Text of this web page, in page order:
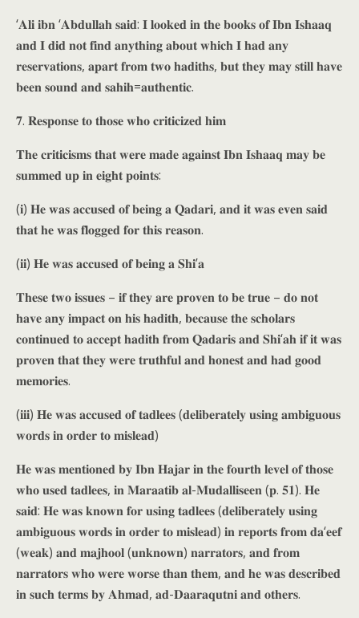
‘𝐀𝐥𝐢 𝐢𝐛𝐧 ‘𝐀𝐛𝐝𝐮𝐥𝐥𝐚𝐡 𝐬𝐚𝐢𝐝: 𝐈 𝐥𝐨𝐨𝐤𝐞𝐝 𝐢𝐧 𝐭𝐡𝐞 𝐛𝐨𝐨𝐤𝐬 𝐨𝐟 𝐈𝐛𝐧 𝐈𝐬𝐡𝐚𝐚𝐪
𝐚𝐧𝐝 𝐈 𝐝𝐢𝐝 𝐧𝐨𝐭 𝐟𝐢𝐧𝐝 𝐚𝐧𝐲𝐭𝐡𝐢𝐧𝐠 𝐚𝐛𝐨𝐮𝐭 𝐰𝐡𝐢𝐜𝐡 𝐈 𝐡𝐚𝐝 𝐚𝐧𝐲
𝐫𝐞𝐬𝐞𝐫𝐯𝐚𝐭𝐢𝐨𝐧𝐬, 𝐚𝐩𝐚𝐫𝐭 𝐟𝐫𝐨𝐦 𝐭𝐰𝐨 𝐡𝐚𝐝𝐢𝐭𝐡𝐬, 𝐛𝐮𝐭 𝐭𝐡𝐞𝐲 𝐦𝐚𝐲 𝐬𝐭𝐢𝐥𝐥 𝐡𝐚𝐯𝐞
𝐛𝐞𝐞𝐧 𝐬𝐨𝐮𝐧𝐝 𝐚𝐧𝐝 𝐬𝐚𝐡𝐢𝐡=𝐚𝐮𝐭𝐡𝐞𝐧𝐭𝐢𝐜.
𝟕. 𝐑𝐞𝐬𝐩𝐨𝐧𝐬𝐞 𝐭𝐨 𝐭𝐡𝐨𝐬𝐞 𝐰𝐡𝐨 𝐜𝐫𝐢𝐭𝐢𝐜𝐢𝐳𝐞𝐝 𝐡𝐢𝐦
𝐓𝐡𝐞 𝐜𝐫𝐢𝐭𝐢𝐜𝐢𝐬𝐦𝐬 𝐭𝐡𝐚𝐭 𝐰𝐞𝐫𝐞 𝐦𝐚𝐝𝐞 𝐚𝐠𝐚𝐢𝐧𝐬𝐭 𝐈𝐛𝐧 𝐈𝐬𝐡𝐚𝐚𝐪 𝐦𝐚𝐲 𝐛𝐞
𝐬𝐮𝐦𝐦𝐞𝐝 𝐮𝐩 𝐢𝐧 𝐞𝐢𝐠𝐡𝐭 𝐩𝐨𝐢𝐧𝐭𝐬:
(𝐢) 𝐇𝐞 𝐰𝐚𝐬 𝐚𝐜𝐜𝐮𝐬𝐞𝐝 𝐨𝐟 𝐛𝐞𝐢𝐧𝐠 𝐚 𝐐𝐚𝐝𝐚𝐫𝐢, 𝐚𝐧𝐝 𝐢𝐭 𝐰𝐚𝐬 𝐞𝐯𝐞𝐧 𝐬𝐚𝐢𝐝
𝐭𝐡𝐚𝐭 𝐡𝐞 𝐰𝐚𝐬 𝐟𝐥𝐨𝐠𝐠𝐞𝐝 𝐟𝐨𝐫 𝐭𝐡𝐢𝐬 𝐫𝐞𝐚𝐬𝐨𝐧.
(𝐢𝐢) 𝐇𝐞 𝐰𝐚𝐬 𝐚𝐜𝐜𝐮𝐬𝐞𝐝 𝐨𝐟 𝐛𝐞𝐢𝐧𝐠 𝐚 𝐒𝐡𝐢’𝐚
𝐓𝐡𝐞𝐬𝐞 𝐭𝐰𝐨 𝐢𝐬𝐬𝐮𝐞𝐬 – 𝐢𝐟 𝐭𝐡𝐞𝐲 𝐚𝐫𝐞 𝐩𝐫𝐨𝐯𝐞𝐧 𝐭𝐨 𝐛𝐞 𝐭𝐫𝐮𝐞 – 𝐝𝐨 𝐧𝐨𝐭
𝐡𝐚𝐯𝐞 𝐚𝐧𝐲 𝐢𝐦𝐩𝐚𝐜𝐭 𝐨𝐧 𝐡𝐢𝐬 𝐡𝐚𝐝𝐢𝐭𝐡, 𝐛𝐞𝐜𝐚𝐮𝐬𝐞 𝐭𝐡𝐞 𝐬𝐜𝐡𝐨𝐥𝐚𝐫𝐬
𝐜𝐨𝐧𝐭𝐢𝐧𝐮𝐞𝐝 𝐭𝐨 𝐚𝐜𝐜𝐞𝐩𝐭 𝐡𝐚𝐝𝐢𝐭𝐡 𝐟𝐫𝐨𝐦 𝐐𝐚𝐝𝐚𝐫𝐢𝐬 𝐚𝐧𝐝 𝐒𝐡𝐢‘𝐚𝐡 𝐢𝐟 𝐢𝐭 𝐰𝐚𝐬
𝐩𝐫𝐨𝐯𝐞𝐧 𝐭𝐡𝐚𝐭 𝐭𝐡𝐞𝐲 𝐰𝐞𝐫𝐞 𝐭𝐫𝐮𝐭𝐡𝐟𝐮𝐥 𝐚𝐧𝐝 𝐡𝐨𝐧𝐞𝐬𝐭 𝐚𝐧𝐝 𝐡𝐚𝐝 𝐠𝐨𝐨𝐝
𝐦𝐞𝐦𝐨𝐫𝐢𝐞𝐬.
(𝐢𝐢𝐢) 𝐇𝐞 𝐰𝐚𝐬 𝐚𝐜𝐜𝐮𝐬𝐞𝐝 𝐨𝐟 𝐭𝐚𝐝𝐥𝐞𝐞𝐬 (𝐝𝐞𝐥𝐢𝐛𝐞𝐫𝐚𝐭𝐞𝐥𝐲 𝐮𝐬𝐢𝐧𝐠 𝐚𝐦𝐛𝐢𝐠𝐮𝐨𝐮𝐬
𝐰𝐨𝐫𝐝𝐬 𝐢𝐧 𝐨𝐫𝐝𝐞𝐫 𝐭𝐨 𝐦𝐢𝐬𝐥𝐞𝐚𝐝)
𝐇𝐞 𝐰𝐚𝐬 𝐦𝐞𝐧𝐭𝐢𝐨𝐧𝐞𝐝 𝐛𝐲 𝐈𝐛𝐧 𝐇𝐚𝐣𝐚𝐫 𝐢𝐧 𝐭𝐡𝐞 𝐟𝐨𝐮𝐫𝐭𝐡 𝐥𝐞𝐯𝐞𝐥 𝐨𝐟 𝐭𝐡𝐨𝐬𝐞
𝐰𝐡𝐨 𝐮𝐬𝐞𝐝 𝐭𝐚𝐝𝐥𝐞𝐞𝐬, 𝐢𝐧 𝐌𝐚𝐫𝐚𝐚𝐭𝐢𝐛 𝐚𝐥-𝐌𝐮𝐝𝐚𝐥𝐥𝐢𝐬𝐞𝐞𝐧 (𝐩. 𝟓𝟏). 𝐇𝐞
𝐬𝐚𝐢𝐝: 𝐇𝐞 𝐰𝐚𝐬 𝐤𝐧𝐨𝐰𝐧 𝐟𝐨𝐫 𝐮𝐬𝐢𝐧𝐠 𝐭𝐚𝐝𝐥𝐞𝐞𝐬 (𝐝𝐞𝐥𝐢𝐛𝐞𝐫𝐚𝐭𝐞𝐥𝐲 𝐮𝐬𝐢𝐧𝐠
𝐚𝐦𝐛𝐢𝐠𝐮𝐨𝐮𝐬 𝐰𝐨𝐫𝐝𝐬 𝐢𝐧 𝐨𝐫𝐝𝐞𝐫 𝐭𝐨 𝐦𝐢𝐬𝐥𝐞𝐚𝐝) 𝐢𝐧 𝐫𝐞𝐩𝐨𝐫𝐭𝐬 𝐟𝐫𝐨𝐦 𝐝𝐚‘𝐞𝐞𝐟
(𝐰𝐞𝐚𝐤) 𝐚𝐧𝐝 𝐦𝐚𝐣𝐡𝐨𝐨𝐥 (𝐮𝐧𝐤𝐧𝐨𝐰𝐧) 𝐧𝐚𝐫𝐫𝐚𝐭𝐨𝐫𝐬, 𝐚𝐧𝐝 𝐟𝐫𝐨𝐦
𝐧𝐚𝐫𝐫𝐚𝐭𝐨𝐫𝐬 𝐰𝐡𝐨 𝐰𝐞𝐫𝐞 𝐰𝐨𝐫𝐬𝐞 𝐭𝐡𝐚𝐧 𝐭𝐡𝐞𝐦, 𝐚𝐧𝐝 𝐡𝐞 𝐰𝐚𝐬 𝐝𝐞𝐬𝐜𝐫𝐢𝐛𝐞𝐝
𝐢𝐧 𝐬𝐮𝐜𝐡 𝐭𝐞𝐫𝐦𝐬 𝐛𝐲 𝐀𝐡𝐦𝐚𝐝, 𝐚𝐝-𝐃𝐚𝐚𝐫𝐚𝐪𝐮𝐭𝐧𝐢 𝐚𝐧𝐝 𝐨𝐭𝐡𝐞𝐫𝐬.